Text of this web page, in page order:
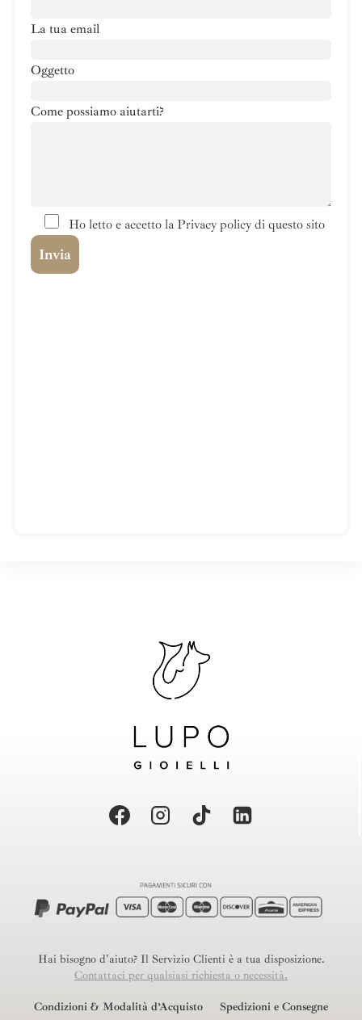
La tua email
Oggetto
Come possiamo aiutarti?
Ho letto e accetto la Privacy policy di questo sito
Hai bisogno d'aiuto? Il Servizio Clienti è a tua disposizione.
Contattaci per qualsiasi richiesta o necessità.
Condizioni & Modalità d’Acquisto Spedizioni e Consegne